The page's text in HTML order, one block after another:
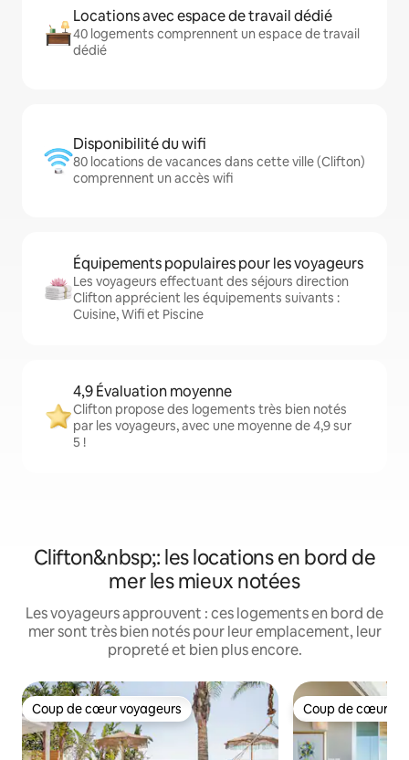
Locations avec espace de travail dédié
40 logements comprennent un espace de travail
dédié
Disponibilité du wifi
80 locations de vacances dans cette ville (Clifton)
comprennent un accès wifi
Équipements populaires pour les voyageurs
Les voyageurs effectuant des séjours direction
Clifton apprécient les équipements suivants :
Cuisine, Wifi et Piscine
4,9 Évaluation moyenne
Clifton propose des logements très bien notés
par les voyageurs, avec une moyenne de 4,9 sur
5 !
Clifton&nbsp;: les locations en bord de
mer les mieux notées
Les voyageurs approuvent : ces logements en bord de
mer sont très bien notés pour leur emplacement, leur
propreté et bien plus encore.
Coup de cœur voyageurs
Coup de cœur voyageurs Coup de cœur
Coup de cœur